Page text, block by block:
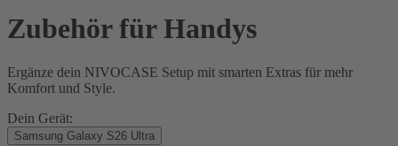
Zubehör für Handys
Ergänze dein NIVOCASE Setup mit smarten Extras für mehr
Komfort und Style.
Dein Gerät:
Samsung Galaxy S26 Ultra